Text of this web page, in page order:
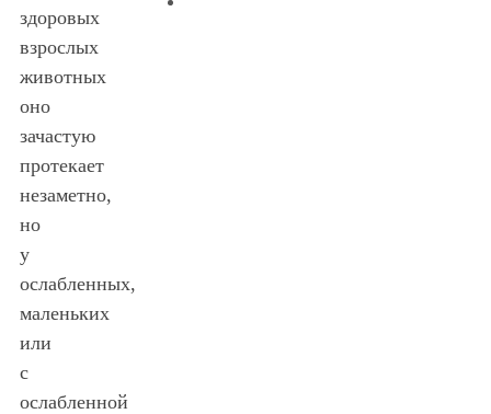
здоровых
взрослых
животных
оно
зачастую
протекает
незаметно,
но
у
ослабленных,
маленьких
или
с
ослабленной